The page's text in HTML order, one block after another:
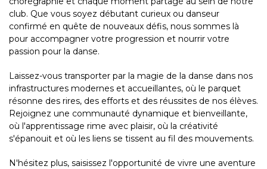
club. Que vous soyez débutant curieux ou danseur
confirmé en quête de nouveaux défis, nous sommes là
pour accompagner votre progression et nourrir votre
passion pour la danse.
Laissez-vous transporter par la magie de la danse dans nos
infrastructures modernes et accueillantes, où le parquet
résonne des rires, des efforts et des réussites de nos élèves.
Rejoignez une communauté dynamique et bienveillante,
où l'apprentissage rime avec plaisir, où la créativité
s'épanouit et où les liens se tissent au fil des mouvements.
N'hésitez plus, saisissez l'opportunité de vivre une aventure